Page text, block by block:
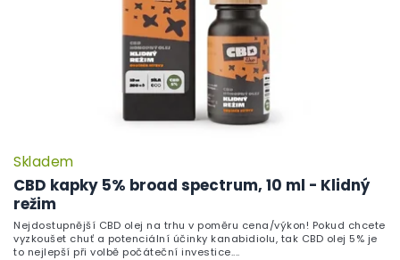
CBD kapky 5% broad spectrum, 10 ml - Klidný
režim
Skladem
Nejdostupnější CBD olej na trhu v poměru cena/výkon! Pokud chcete
vyzkoušet chuť a potenciální účinky kanabidiolu, tak CBD olej 5% je
to nejlepší při volbě počáteční investice....